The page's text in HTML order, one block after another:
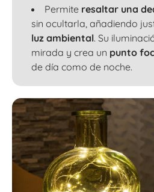
Permite resaltar una
sin ocultarla, añadiendo
luz ambiental. Su
mirada y crea un punto
de día como de noche.